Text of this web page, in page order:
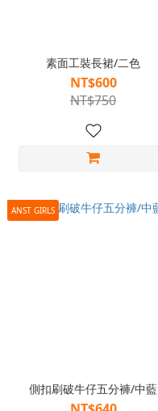
素面工裝長裙/二色
NT$600
NT$750
ANST GIRLS
側扣刷破牛仔五分褲/中藍